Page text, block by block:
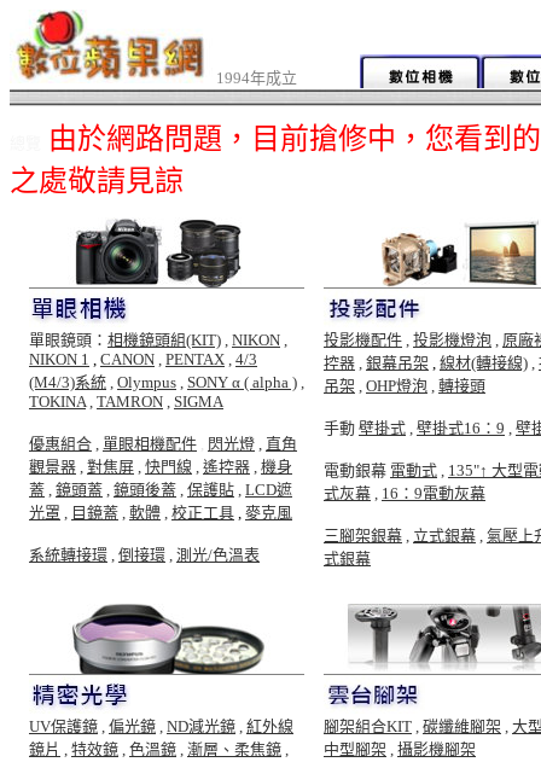
1994年成立
由於網路問題，目前搶修中，您看到
之處敬請見諒
單眼鏡頭： 相機鏡頭組(KIT) , NIKON ,
NIKON 1 , CANON , PENTAX , 4/3
(M4/3)系統 , Olympus , SONY α ( alpha ) ,
TOKINA, TAMRON , SIGMA
優惠組合 , 單眼相機配件 , 閃光燈 , 直角
觀景器 , 對焦屏 , 快門線 , 遙控器 , 機身
蓋 , 鏡頭蓋 , 鏡頭後蓋 , 保護貼 , LCD遮
光罩 , 目鏡蓋 , 軟體 , 校正工具 , 麥克風
系統轉接環 , 倒接環 , 測光/色溫表
投影機配件 , 投影機燈泡 , 原廠
控器 , 銀幕吊架 , 線材(轉接線) ,
吊架 , OHP燈泡 , 轉接頭
手動 壁掛式 , 壁掛式16：9 , 壁
電動銀幕 電動式 , 135"↑ 大型
式灰幕 , 16：9電動灰幕
三腳架銀幕 , 立式銀幕 , 氣壓上
式銀幕
UV保護鏡 , 偏光鏡 , ND減光鏡 , 紅外線
鏡片 , 特效鏡 , 色溫鏡 , 漸層、柔焦鏡 ,
腳架組合KIT , 碳纖維腳架 , 大
中型腳架 , 攝影機腳架